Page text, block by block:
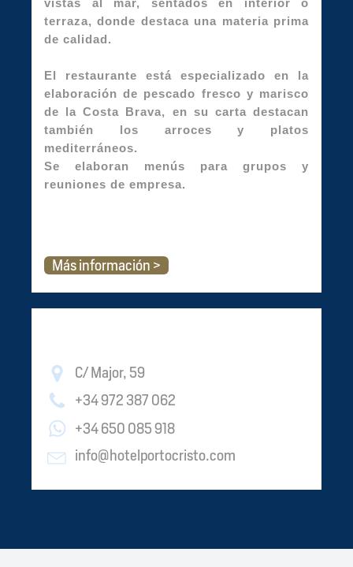
vistas al mar, sentados en interior o
terraza, donde destaca una materia prima
de calidad.
El restaurante está especializado en la
elaboración de pescado fresco y marisco
de la Costa Brava, en su carta destacan
también los arroces y platos
mediterráneos.
Se elaboran menús para grupos y
reuniones de empresa.
Más información >
C/ Major, 59
+34 972 387 062
+34 650 085 918
info@hotelportocristo.com